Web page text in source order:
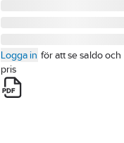
Logga in för att se saldo och
pris